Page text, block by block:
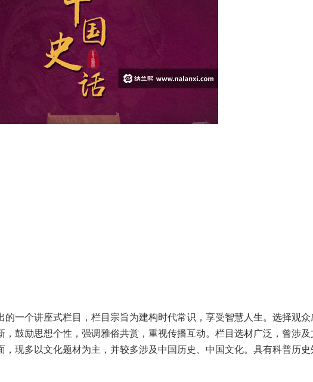
的一个讲座式栏目，栏目宗旨为建构时代常识，享受智慧人生。选择观
鼓励思想个性，强调雅俗共赏，重视传播互动。栏目选材广泛，曾涉及
现多以文化题材为主，并较多涉及中国历史、中国文化。具有科普历史